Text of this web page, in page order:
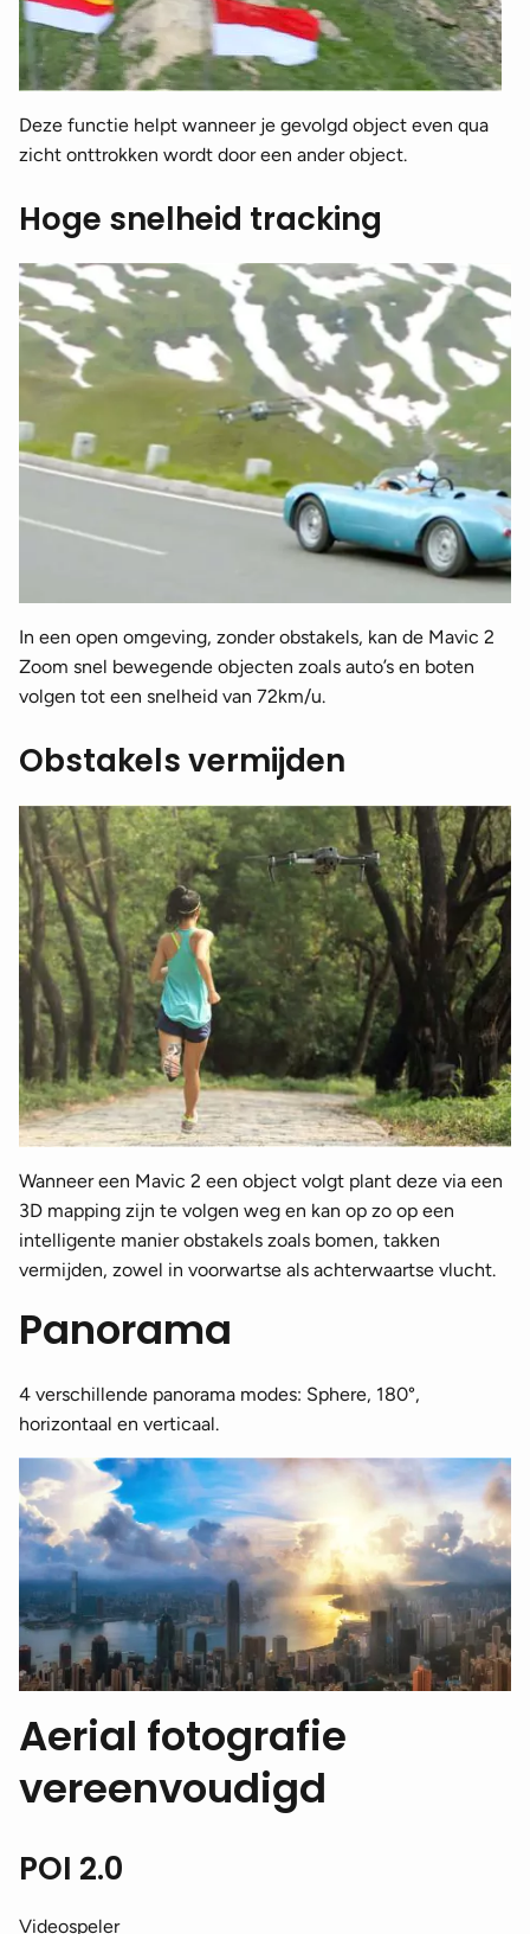
Deze functie helpt wanneer je gevolgd object even qua
zicht onttrokken wordt door een ander object.
Hoge snelheid tracking
In een open omgeving, zonder obstakels, kan de Mavic 2
Zoom snel bewegende objecten zoals auto’s en boten
volgen tot een snelheid van 72km/u.
Obstakels vermijden
Wanneer een Mavic 2 een object volgt plant deze via een
3D mapping zijn te volgen weg en kan op zo op een
intelligente manier obstakels zoals bomen, takken
vermijden, zowel in voorwartse als achterwaartse vlucht.
Panorama
4 verschillende panorama modes: Sphere, 180°,
horizontaal en verticaal.
Aerial fotografie
vereenvoudigd
POI 2.0
Videospeler